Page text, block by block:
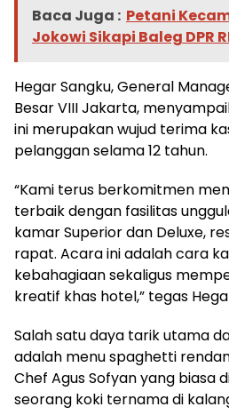
Baca Juga : Petani
Jokowi Sikapi Baleg DPR
Hegar Sangku, General
Besar VIII Jakarta,
ini merupakan wujud terima
pelanggan selama 12 tahun.
“Kami terus berkomitmen
terbaik dengan fasilitas
kamar Superior dan Deluxe,
rapat. Acara ini adalah cara
kebahagiaan sekaligus
kreatif khas hotel,” tegas
Salah satu daya tarik utama
adalah menu spaghetti
Chef Agus Sofyan yang biasa
seorang koki ternama di